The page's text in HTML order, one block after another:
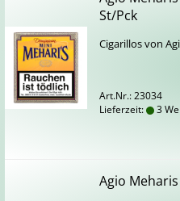
St/Pck
Ci­ga­ril­los von
Art.Nr.: 23034
Lieferzeit:
3
Agio